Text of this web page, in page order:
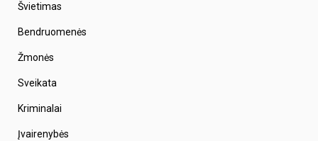
Švietimas
Bendruomenės
Žmonės
Sveikata
Kriminalai
Įvairenybės